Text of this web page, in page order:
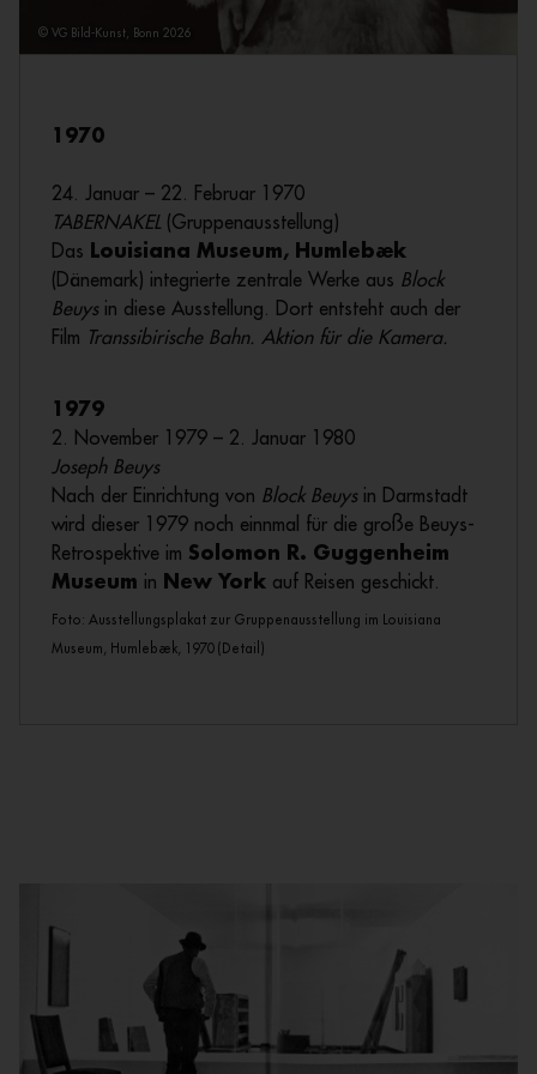
© VG Bild-Kunst, Bonn 2026
1970
24. Januar – 22. Februar 1970
TABERNAKEL (Gruppenausstellung)
Das
Louisiana Museum, Humlebæk
(Dänemark) integrierte zentrale Werke aus Block
Beuysin diese Ausstellung. Dort entsteht auch der
Film Transsibirische Bahn. Aktion für die Kamera.
1979
2. November 1979 – 2. Januar 1980
Joseph Beuys
Nach der Einrichtung von Block Beuysin Darmstadt
wird dieser 1979 noch einnmal für die große Beuys-
Retrospektive im Solomon R. Guggenheim
Museum in New York auf Reisen geschickt.
Foto: Ausstellungsplakat zur Gruppenausstellung im Louisiana
Museum, Humlebæk, 1970 (Detail)